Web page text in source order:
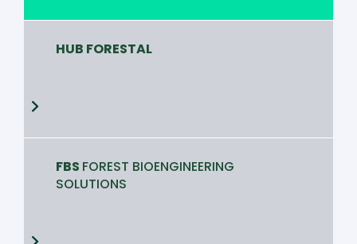
HUB FORESTAL
FBS FOREST BIOENGINEERING
SOLUTIONS